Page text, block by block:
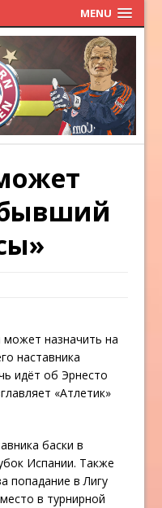
MENU
бывший
назначить на
наставника
идёт об Эрнесто
«Атлетик»
баски в
Испании. Также
попадание в Лигу
в турнирной